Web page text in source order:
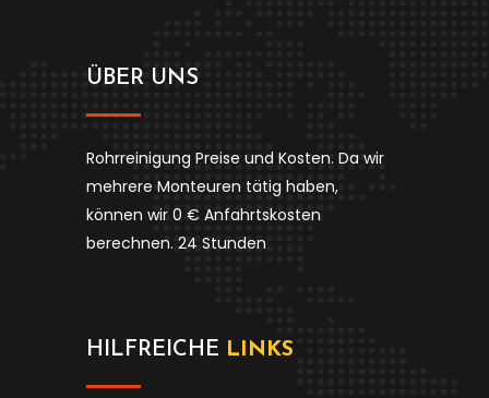
ÜBER UNS
Rohrreinigung Preise und Kosten. Da wir
mehrere Monteuren tätig haben,
können wir 0 € Anfahrtskosten
berechnen. 24 Stunden
HILFREICHE LINKS